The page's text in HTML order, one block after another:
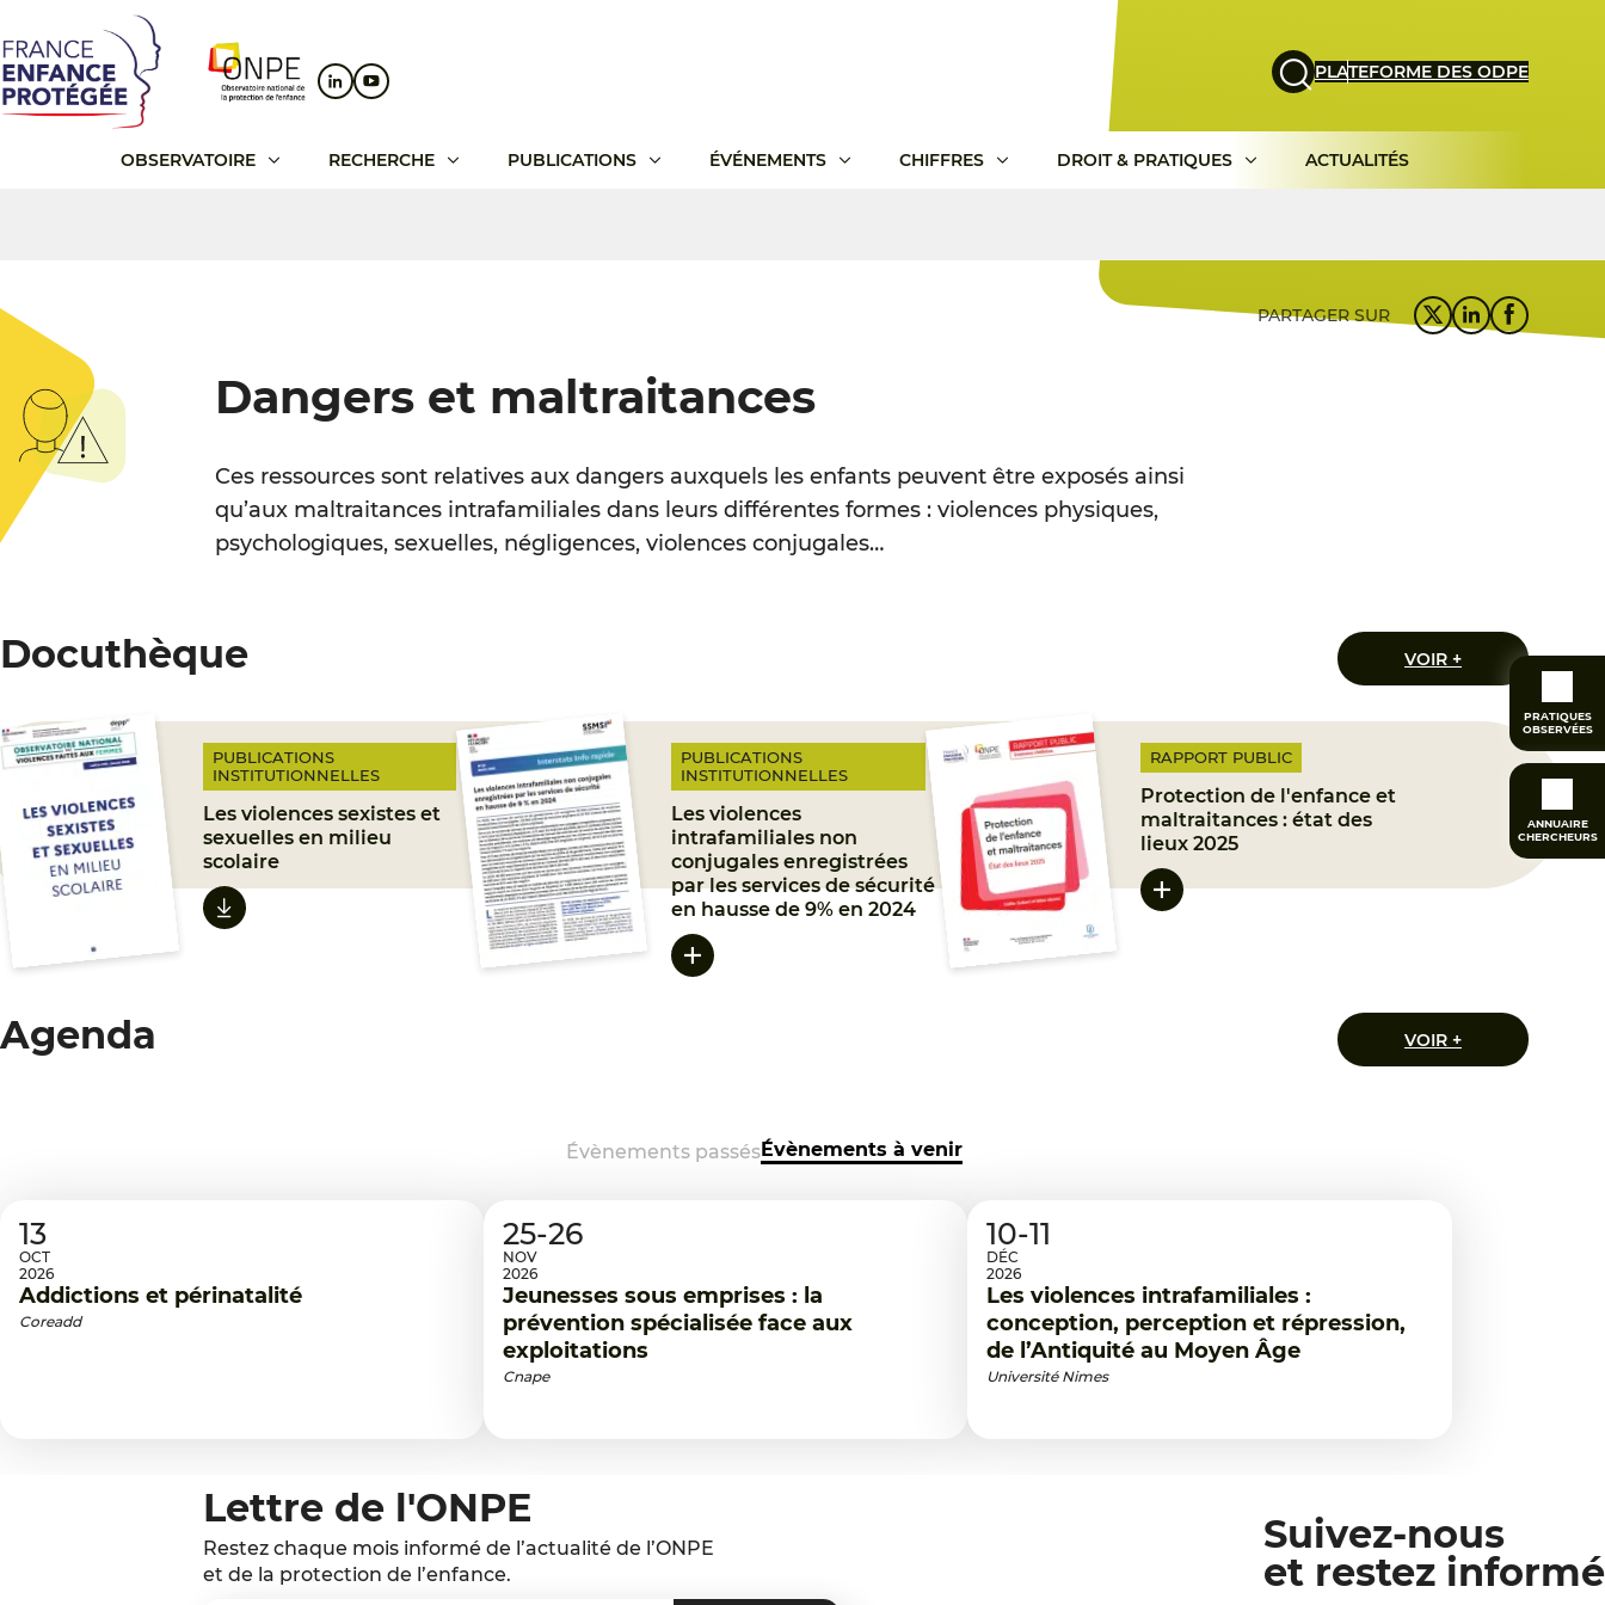
au
contenu
principal
au
menu
principal
au
pied
de
page
PLATEFORME DES ODPE
OBSERVATOIRE RECHERCHE PUBLICATIONS ÉVÉNEMENTS CHIFFRES DROIT & PRATIQUES ACTUALITÉS
PRATIQUES
OBSERVÉES
ANNUAIRE
CHERCHEURS
PARTAGER SUR
Dangers et maltraitances
Ces ressources sont relatives aux dangers auxquels les enfants peuvent être exposés ainsi
qu’aux maltraitances intrafamiliales dans leurs différentes formes : violences physiques,
psychologiques, sexuelles, négligences, violences conjugales…
Docuthèque VOIR +
PUBLICATIONS
INSTITUTIONNELLES
Les violences sexistes et
sexuelles en milieu
scolaire
PUBLICATIONS
INSTITUTIONNELLES
Les violences
intrafamiliales non
conjugales enregistrées
par les services de sécurité
en hausse de 9% en 2024
RAPPORT PUBLIC
Protection de l'enfance et
maltraitances : état des
lieux 2025
Agenda VOIR +
Évènements passésÉvènements à venir
13
OCT
2026
Addictions et périnatalité
Coreadd
25-26
NOV
2026
Jeunesses sous emprises : la
prévention spécialisée face aux
exploitations
Cnape
10-11
DÉC
2026
Les violences intrafamiliales :
conception, perception et répression,
de l’Antiquité au Moyen Âge
Université Nimes
Lettre de l'ONPE
Restez chaque mois informé de l’actualité de l’ONPE
et de la protection de l’enfance.
Suivez-nous
et restez informé